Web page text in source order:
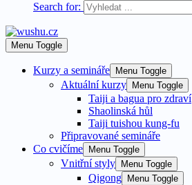
Search for:
Menu Toggle
Kurzy a semináře Menu Toggle
Aktuální kurzy Menu Toggle
Taiji a bagua pro zdraví
Shaolinská hůl
Taiji tuishou kung-fu
Připravované semináře
Co cvičíme
Menu Toggle
Vnitřní styly Menu Toggle
Qigong Menu Toggle